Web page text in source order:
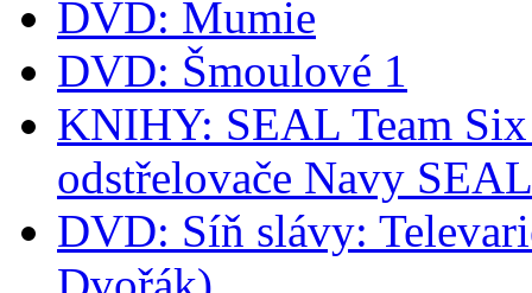
DVD: Mumie
DVD: Šmoulové 1
KNIHY: SEAL Team
odstřelovače Navy SEAL
DVD: Síň slávy: